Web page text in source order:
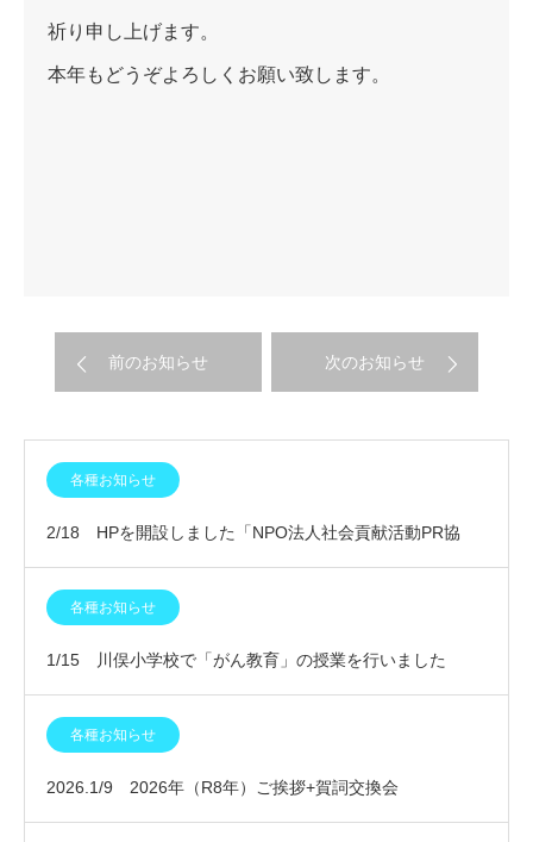
祈り申し上げます。
本年もどうぞよろしくお願い致します。
前のお知らせ 次のお知らせ
各種お知らせ
2/18 HPを開設しました「NPO法人社会貢献活動PR協
会」各種お知らせ
1/15 川俣小学校で「がん教育」の授業を行いました
各種お知らせ
2026.1/9 2026年（R8年）ご挨拶+賀詞交換会